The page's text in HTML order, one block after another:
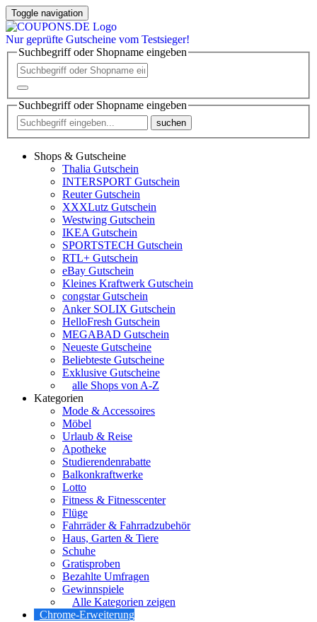
Toggle navigation
Nur geprüfte Gutscheine vom Testsieger!
Suchbegriff oder Shopname eingeben
Suchbegriff oder Shopname eingeben
suchen
Shops & Gutscheine
Thalia Gutschein
INTERSPORT Gutschein
Reuter Gutschein
XXXLutz Gutschein
Westwing Gutschein
IKEA Gutschein
SPORTSTECH Gutschein
RTL+ Gutschein
eBay Gutschein
Kleines Kraftwerk Gutschein
congstar Gutschein
Anker SOLIX Gutschein
HelloFresh Gutschein
MEGABAD Gutschein
Neueste Gutscheine
Beliebteste Gutscheine
Exklusive Gutscheine
alle Shops von A-Z
Kategorien
Mode & Accessoires
Möbel
Urlaub & Reise
Apotheke
Studierendenrabatte
Balkonkraftwerke
Lotto
Fitness & Fitnesscenter
Flüge
Fahrräder & Fahrradzubehör
Haus, Garten & Tiere
Schuhe
Gratisproben
Bezahlte Umfragen
Gewinnspiele
Alle Kategorien zeigen
Chrome-Erweiterung